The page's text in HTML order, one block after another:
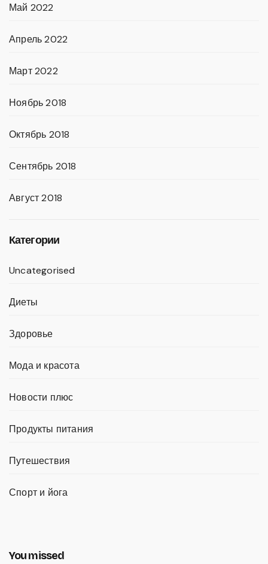
Май 2022
Апрель 2022
Март 2022
Ноябрь 2018
Октябрь 2018
Сентябрь 2018
Август 2018
Категории
Uncategorised
Диеты
Здоровье
Мода и красота
Новости плюс
Продукты питания
Путешествия
Спорт и йога
You missed